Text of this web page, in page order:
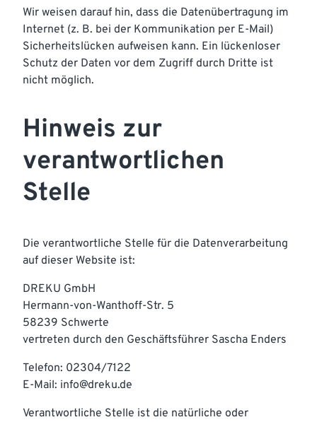
Wir weisen darauf hin, dass die Datenübertragung im
Internet (z. B. bei der Kommunikation per E-Mail)
Sicherheitslücken aufweisen kann. Ein lückenloser
Schutz der Daten vor dem Zugriff durch Dritte ist
nicht möglich.
Hinweis zur
verantwortlichen
Stelle
Die verantwortliche Stelle für die Datenverarbeitung
auf dieser Website ist:
DREKU GmbH
Hermann-von-Wanthoff-Str. 5
58239 Schwerte
vertreten durch den Geschäftsführer Sascha Enders
Telefon: 02304/7122
E-Mail: info@dreku.de
Verantwortliche Stelle ist die natürliche oder